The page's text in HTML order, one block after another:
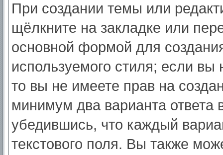
При создании темы или
щёлкните на закладке или
основной формой для
используемого стиля; если
то вы не имеете прав на
минимум два варианта ответа
убедившись, что каждый
текстового поля. Вы также